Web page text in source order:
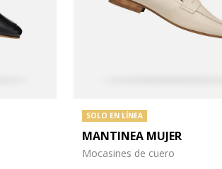
SOLO EN LÍNEA
MANTINEA MUJER
Mocasines de cuero